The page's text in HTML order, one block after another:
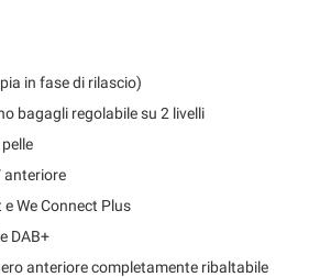
in fase di rilascio)
bagagli regolabile su 2 livelli
anteriore
We Connect Plus
DAB+
anteriore completamente ribaltabile